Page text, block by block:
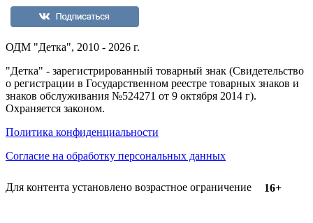
ОДМ "Детка", 2010 - 2026 г.
"Детка" - зарегистрированный товарный знак (Свидетельство
о регистрации в Государственном реестре товарных знаков и
знаков обслуживания №524271 от 9 октября 2014 г).
Охраняется законом.
Политика конфиденциальности
Согласие на обработку персональных данных
Для контента установлено возрастное ограничение 16+